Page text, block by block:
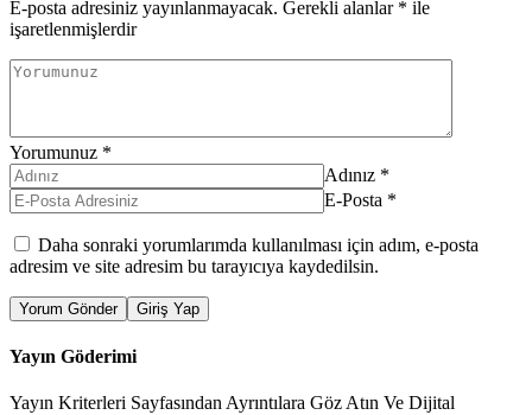
E-posta adresiniz yayınlanmayacak. Gerekli alanlar * ile
işaretlenmişlerdir
Yorumunuz *
Adınız *
E-Posta *
Daha sonraki yorumlarımda kullanılması için adım, e-posta
adresim ve site adresim bu tarayıcıya kaydedilsin.
Yorum Gönder Giriş Yap
Yayın Göderimi
Yayın Kriterleri Sayfasından Ayrıntılara Göz Atın Ve Dijital